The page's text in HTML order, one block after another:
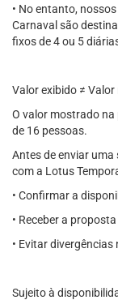
• No entanto,
Carnaval são
fixos de 4 ou 5
Valor exibido ≠
O valor mostrado
de 16 pessoas.
Antes de enviar
com a Lotus
• Confirmar a
• Receber a
• Evitar
Sujeito à